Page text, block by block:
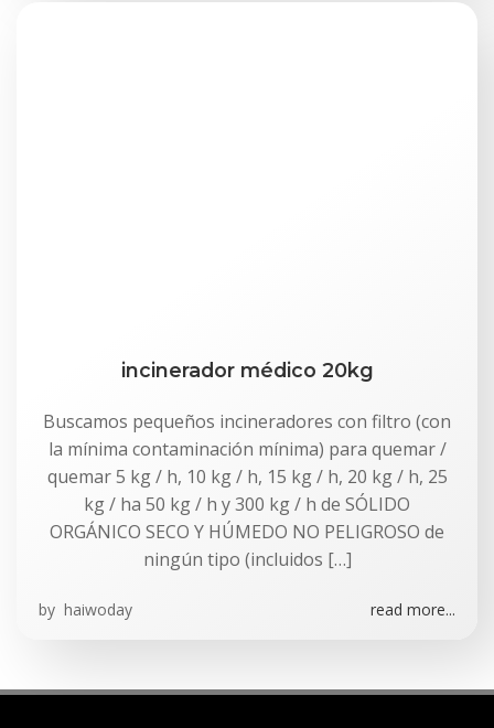
incinerador médico 20kg
Buscamos pequeños incineradores con filtro (con
la mínima contaminación mínima) para quemar /
quemar 5 kg / h, 10 kg / h, 15 kg / h, 20 kg / h, 25
kg / ha 50 kg / h y 300 kg / h de SÓLIDO
ORGÁNICO SECO Y HÚMEDO NO PELIGROSO de
ningún tipo (incluidos […]
by haiwoday read more...